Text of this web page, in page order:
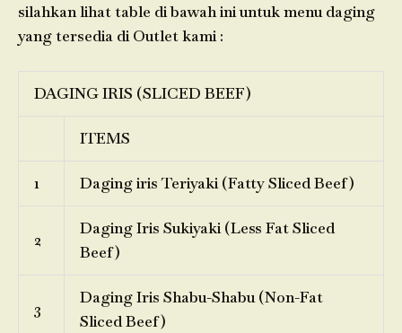
silahkan lihat table di bawah ini untuk menu daging
yang tersedia di Outlet kami :
DAGING IRIS (SLICED BEEF)
ITEMS
1 Daging iris Teriyaki (Fatty Sliced Beef)
2
Daging Iris Sukiyaki (Less Fat Sliced
Beef)
3
Daging Iris Shabu-Shabu (Non-Fat
Sliced Beef)